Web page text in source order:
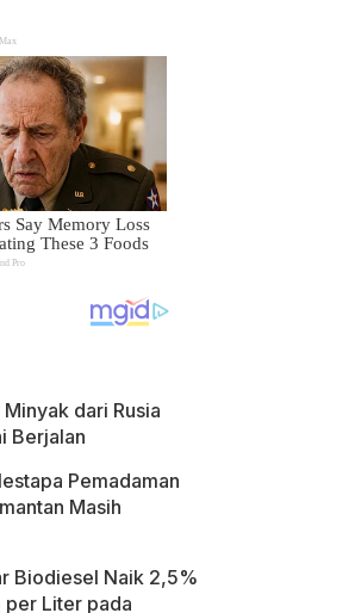
dari Rusia
Berjalan
Pemadaman
Masih
Biodiesel Naik 2,5%
per Liter pada